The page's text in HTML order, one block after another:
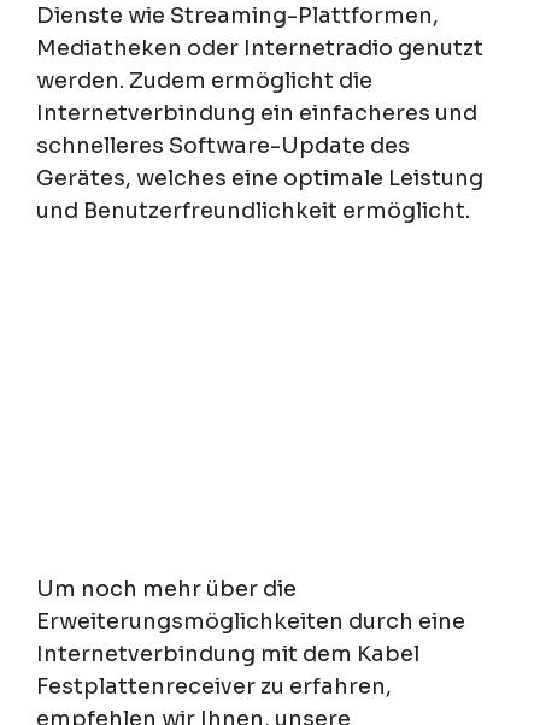
Dienste wie Streaming-Plattformen,
Mediatheken oder Internetradio genutzt
werden. Zudem ermöglicht die
Internetverbindung ein einfacheres und
schnelleres Software-Update des
Gerätes, welches eine optimale Leistung
und Benutzerfreundlichkeit ermöglicht.
Um noch mehr über die
Erweiterungsmöglichkeiten durch eine
Internetverbindung mit dem Kabel
Festplattenreceiver zu erfahren,
empfehlen wir Ihnen, unsere